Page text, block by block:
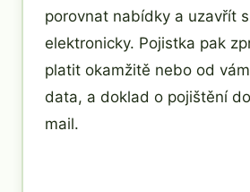
porovnat nabídky a uzavřít
elektronicky. Pojistka pak
platit okamžitě nebo od
data, a doklad o pojištění
mail.